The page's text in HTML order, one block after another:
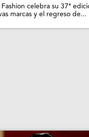
celebra su 37ª
marcas y el regreso de...